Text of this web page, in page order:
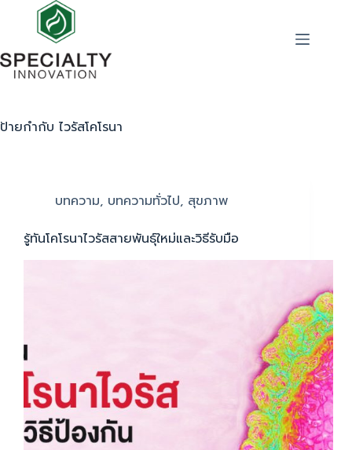
ป้ายกำกับ ไวรัสโคโรนา
บทความ, บทความทั่วไป, สุขภาพ
รู้ทันโคโรนาไวรัสสายพันธุ์ใหม่และวิธีรับมือ